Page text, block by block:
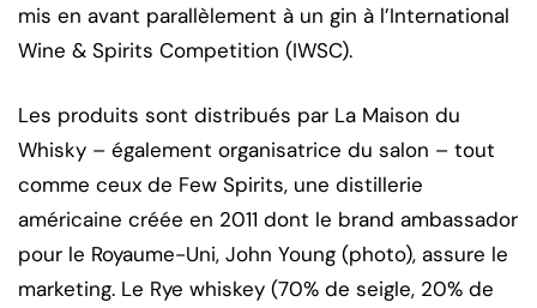
mis en avant parallèlement à un gin à l’International
Wine & Spirits Competition (IWSC).
Les produits sont distribués par La Maison du
Whisky – également organisatrice du salon – tout
comme ceux de Few Spirits, une distillerie
américaine créée en 2011 dont le brand ambassador
pour le Royaume-Uni, John Young (photo), assure le
marketing. Le Rye whiskey (70% de seigle, 20% de